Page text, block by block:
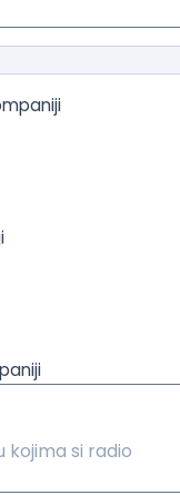
kojima si radio